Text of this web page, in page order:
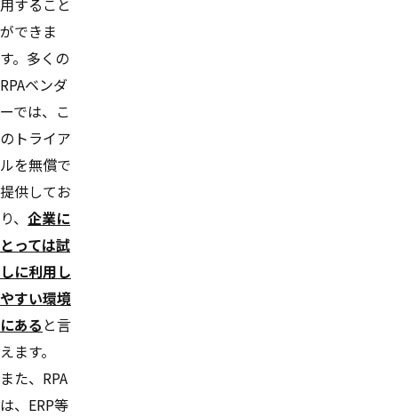
用すること
ができま
す。多くの
RPAベンダ
ーでは、こ
のトライア
ルを無償で
提供してお
り、 企業に
とっては試
しに利用し
やすい環境
にある と言
えます。
また、RPA
は、ERP等